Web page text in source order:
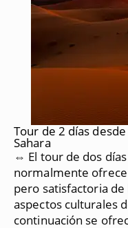
Tour de 2 días
Sahara
⇔ El tour de dos
normalmente
pero satisfactoria de
aspectos culturales
continuación se